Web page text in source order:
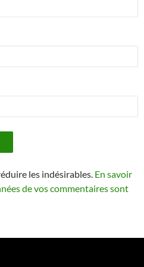
les indésirables. En savoir
de vos commentaires sont